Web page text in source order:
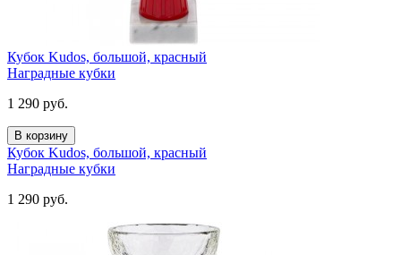
Кубок Kudos, большой, красный
Наградные кубки
1 290 руб.
В корзину
Кубок Kudos, большой, красный
Наградные кубки
1 290 руб.